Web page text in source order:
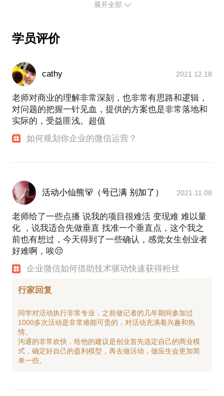
用技术解决企业的问题。后又深入微信营销行业，将
敢于使用最新的玩法，敢于探索出新的玩法。愿意与
展开全部
学员评价
cathy 2021.12.18
老师对商业的理解非常深刻，也非常有思路和逻辑，
对问题的把握一针见血，提供的方案也是非常落地和
实际的，受益匪浅。超值
如何规划你企业的微信运营？
活动小仙熊🐻（号已满 别加了） 2021.11.08
老师给了一些点播 说我的项目很难活 变现难 难以量
化 ，说我适合先做垂直 找准一个垂直点，这个我之
前也有想过，今天得到了一些确认，感觉女生创业者
好难啊，唉😔
企业微信如何借助技术驱动快速获得粉丝
行家回复
同学对活动执行非常专业，之前做记者的几年期间参加过
1000多次活动是非常难能可贵的，对活动充满着兴趣和热
情。
沟通的非常欢快，给他的建议是创业首先选定自己的商业模
式，确定好自己的盈利模型，再去做活动，做应生会更加简